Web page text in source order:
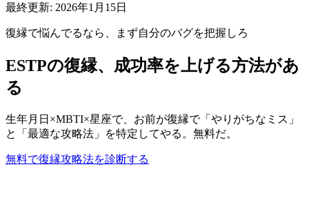
最終更新: 2026年1月15日
復縁で悩んでるなら、まず自分のバグを把握しろ
ESTPの復縁、成功率を上げる方法があ
る
生年月日×MBTI×星座で、お前が復縁で「やりがちなミス」
と「最適な攻略法」を特定してやる。無料だ。
無料で復縁攻略法を診断する